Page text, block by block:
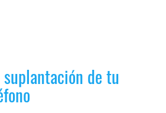
de tu